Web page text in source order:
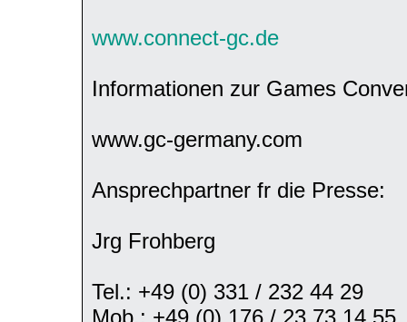
www.connect-gc.de
Informationen zur Games
www.gc-germany.com
Ansprechpartner fr die Presse:
Jrg Frohberg
Tel.: +49 (0) 331 / 232 44 29
Mob.: +49 (0) 176 / 23 73 14 55